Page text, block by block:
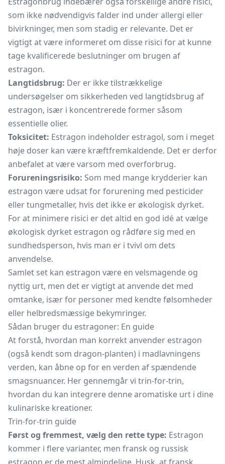
som ikke nødvendigvis falder ind under allergi eller
bivirkninger, men som stadig er relevante. Det er
vigtigt at være informeret om disse risici for at kunne
tage kvalificerede beslutninger om brugen af
estragon.
Langtidsbrug: Der er ikke tilstrækkelige
undersøgelser om sikkerheden ved langtidsbrug af
estragon, især i koncentrerede former såsom
essentielle olier.
Toksicitet: Estragon indeholder estragol, som i meget
høje doser kan være kræftfremkaldende. Det er derfor
anbefalet at være varsom med overforbrug.
Forureningsrisiko: Som med mange krydderier kan
estragon være udsat for forurening med pesticider
eller tungmetaller, hvis det ikke er økologisk dyrket.
For at minimere risici er det altid en god idé at vælge
økologisk dyrket estragon og rådføre sig med en
sundhedsperson, hvis man er i tvivl om dets
anvendelse.
Samlet set kan estragon være en velsmagende og
nyttig urt, men det er vigtigt at anvende det med
omtanke, især for personer med kendte følsomheder
eller helbredsmæssige bekymringer.
Sådan bruger du estragoner: En guide
At forstå, hvordan man korrekt anvender estragon
(også kendt som dragon-planten) i madlavningens
verden, kan åbne op for en verden af spændende
smagsnuancer. Her gennemgår vi trin-for-trin,
hvordan du kan integrere denne aromatiske urt i dine
kulinariske kreationer.
Trin-for-trin guide
Først og fremmest, vælg den rette type: Estragon
kommer i flere varianter, men fransk og russisk